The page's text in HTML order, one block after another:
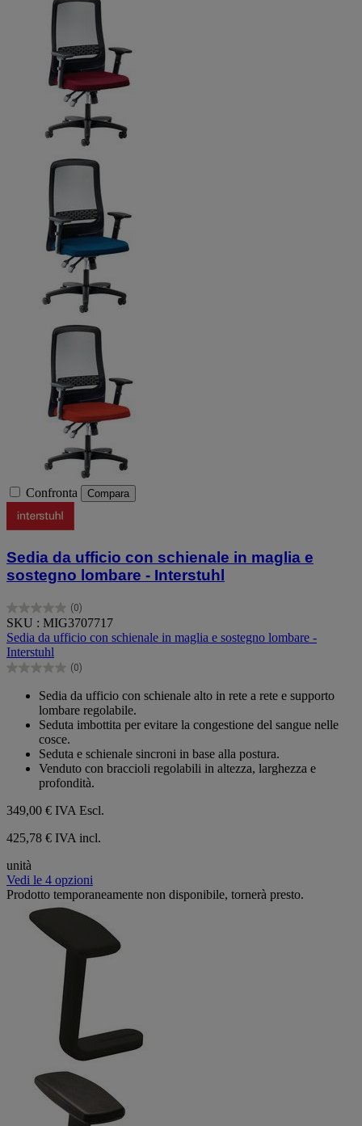
Confronta Compara
Sedia da ufficio con schienale in maglia e
sostegno lombare - Interstuhl
(0)
0.0
su
5
stelle.
SKU : MIG3707717
Sedia da ufficio con schienale in maglia e sostegno lombare -
Interstuhl
(0)
0.0
Sedia da ufficio con schienale alto in rete a rete e supporto
lombare regolabile.
Seduta imbottita per evitare la congestione del sangue nelle
cosce.
Seduta e schienale sincroni in base alla postura.
Venduto con braccioli regolabili in altezza, larghezza e
profondità.
349,00 € IVA Escl.
425,78 € IVA incl.
unità
Vedi le 4 opzioni
Prodotto temporaneamente non disponibile, tornerà presto.